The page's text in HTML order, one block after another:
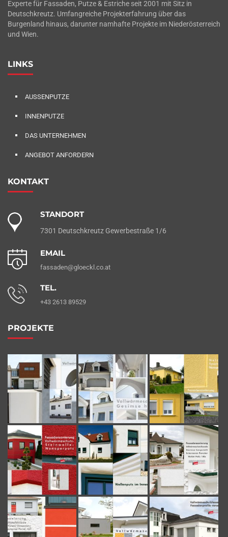
Experte für Fassaden, Putze & Estriche seit 2001 mit Sitz in
Deutschkreutz. Umfangreiche Projekterfahrung über das
Burgenland hinaus, darunter namhafte Projekte im Niederösterreich
und Wien.
LINKS
AUSSENPUTZE
INNENPUTZE
DAS UNTERNEHMEN
ANGEBOT ANFORDERN
KONTAKT
STANDORT
7301 Deutschkreutz Gewerbestraße 1/6
EMAIL
fassaden@gloeckl.co.at
TEL.
+43 2613 89529
PROJEKTE